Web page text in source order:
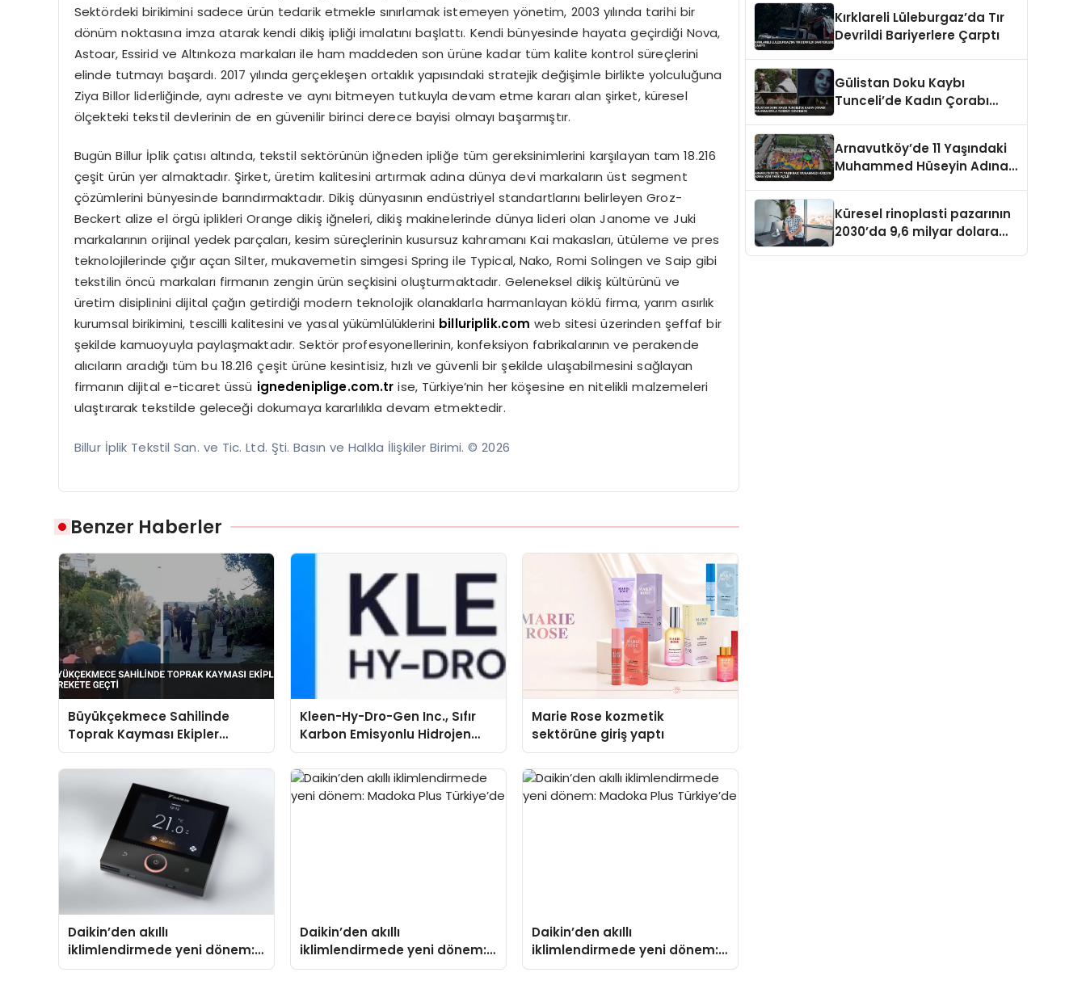
Sektördeki birikimini sadece ürün tedarik etmekle sınırlamak istemeyen yönetim, 2003 yılında tarihi bir
dönüm noktasına imza atarak kendi dikiş ipliği imalatını başlattı. Kendi bünyesinde hayata geçirdiği Nova,
Astoar, Essirid ve Altınkoza markaları ile ham maddeden son ürüne kadar tüm kalite kontrol süreçlerini
elinde tutmayı başardı. 2017 yılında gerçekleşen ortaklık yapısındaki stratejik değişimle birlikte yolculuğuna
Ziya Billor liderliğinde, aynı adreste ve aynı bitmeyen tutkuyla devam etme kararı alan şirket, küresel
ölçekteki tekstil devlerinin de en güvenilir birinci derece bayisi olmayı başarmıştır.
Bugün Billur İplik çatısı altında, tekstil sektörünün iğneden ipliğe tüm gereksinimlerini karşılayan tam 18.216
çeşit ürün yer almaktadır. Şirket, üretim kalitesini artırmak adına dünya devi markaların üst segment
çözümlerini bünyesinde barındırmaktadır. Dikiş dünyasının endüstriyel standartlarını belirleyen Groz-
Beckert alize el örgü iplikleri Orange dikiş iğneleri, dikiş makinelerinde dünya lideri olan Janome ve Juki
markalarının orijinal yedek parçaları, kesim süreçlerinin kusursuz kahramanı Kai makasları, ütüleme ve pres
teknolojilerinde çığır açan Silter, mukavemetin simgesi Spring ile Typical, Nako, Romi Solingen ve Saip gibi
tekstilin öncü markaları firmanın zengin ürün seçkisini oluşturmaktadır. Geleneksel dikiş kültürünü ve
üretim disiplinini dijital çağın getirdiği modern teknolojik olanaklarla harmanlayan köklü firma, yarım asırlık
kurumsal birikimini, tescilli kalitesini ve yasal yükümlülüklerini billuriplik.com web sitesi üzerinden şeffaf bir
şekilde kamuoyuyla paylaşmaktadır. Sektör profesyonellerinin, konfeksiyon fabrikalarının ve perakende
alıcıların aradığı tüm bu 18.216 çeşit ürüne kesintisiz, hızlı ve güvenli bir şekilde ulaşabilmesini sağlayan
firmanın dijital e-ticaret üssü ignedeniplige.com.tr ise, Türkiye’nin her köşesine en nitelikli malzemeleri
ulaştırarak tekstilde geleceği dokumaya kararlılıkla devam etmektedir.
Billur İplik Tekstil San. ve Tic. Ltd. Şti. Basın ve Halkla İlişkiler Birimi. © 2026
Benzer Haberler
Büyükçekmece Sahilinde
Toprak Kayması Ekipler
Harekete Geçti
Kleen-Hy-Dro-Gen Inc., Sıfır
Karbon Emisyonlu Hidrojen
Isıtma Teknolojisinde ISO ve
TSSA Düzenleyici Onaylarını
Aldı
Marie Rose kozmetik
sektörüne giriş yaptı
Daikin’den akıllı
iklimlendirmede yeni dönem:
Madoka Plus Türkiye’de
Daikin’den akıllı
iklimlendirmede yeni dönem:
Madoka Plus Türkiye’de
Daikin’den akıllı
iklimlendirmede yeni dönem:
Madoka Plus Türkiye’de
Kırklareli Lüleburgaz’da Tır
Devrildi Bariyerlere Çarptı
Gülistan Doku Kaybı
Tunceli’de Kadın Çorabı
Arnavutköy’de 11 Yaşındaki
Muhammed Hüseyin Adına
Küresel rinoplasti pazarının
2030’da 9,6 milyar dolara